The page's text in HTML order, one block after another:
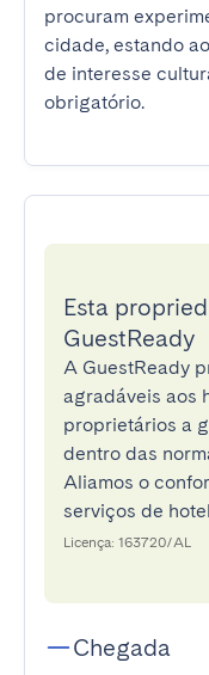
procuram
cidade, estando
de interesse
obrigatório.
Esta
GuestReady
A GuestReady
agradáveis aos
proprietários a
dentro das
Aliamos o
serviços de
Licença: 163720/AL
Chegada